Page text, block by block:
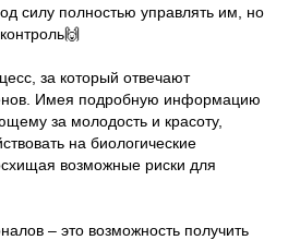
силу полностью управлять им, но
за который отвечают
Имея подробную информацию
за молодость и красоту,
на биологические
возможные риски для
– это возможность получить